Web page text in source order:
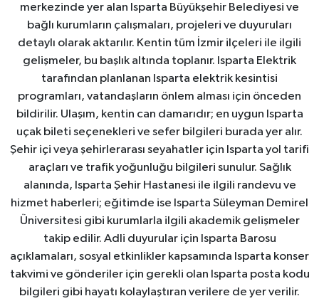
merkezinde yer alan Isparta Büyükşehir Belediyesi ve
bağlı kurumların çalışmaları, projeleri ve duyuruları
detaylı olarak aktarılır. Kentin tüm İzmir ilçeleri ile ilgili
gelişmeler, bu başlık altında toplanır. Isparta Elektrik
tarafından planlanan Isparta elektrik kesintisi
programları, vatandaşların önlem alması için önceden
bildirilir. Ulaşım, kentin can damarıdır; en uygun Isparta
uçak bileti seçenekleri ve sefer bilgileri burada yer alır.
Şehir içi veya şehirlerarası seyahatler için Isparta yol tarifi
araçları ve trafik yoğunluğu bilgileri sunulur. Sağlık
alanında, Isparta Şehir Hastanesi ile ilgili randevu ve
hizmet haberleri; eğitimde ise Isparta Süleyman Demirel
Üniversitesi gibi kurumlarla ilgili akademik gelişmeler
takip edilir. Adli duyurular için Isparta Barosu
açıklamaları, sosyal etkinlikler kapsamında Isparta konser
takvimi ve gönderiler için gerekli olan Isparta posta kodu
bilgileri gibi hayatı kolaylaştıran verilere de yer verilir.